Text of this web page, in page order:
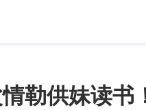
勒供妹读